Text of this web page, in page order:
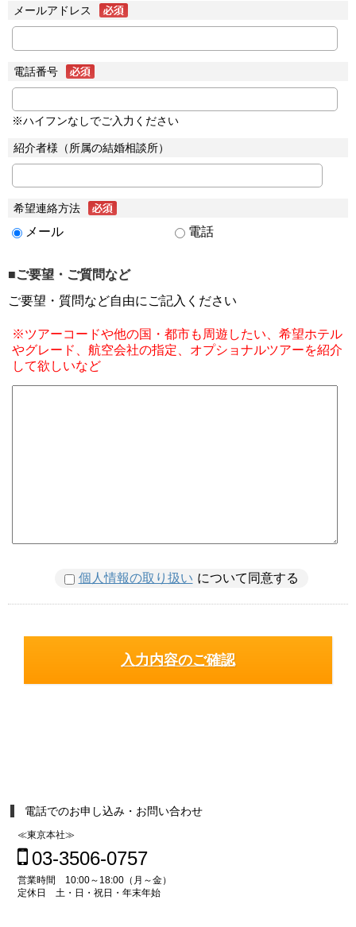
メールアドレス
電話番号
※ハイフンなしでご入力ください
紹介者様（所属の結婚相談所）
希望連絡方法
メール 電話
■ご要望・ご質問など
ご要望・質問など自由にご記入ください
※ツアーコードや他の国・都市も周遊したい、希望ホテル
やグレード、航空会社の指定、オプショナルツアーを紹介
して欲しいなど
個人情報の取り扱い について同意する
電話でのお申し込み・お問い合わせ
≪東京本社≫
03-3506-0757
営業時間 10:00～18:00（月～金）
定休日 土・日・祝日・年末年始